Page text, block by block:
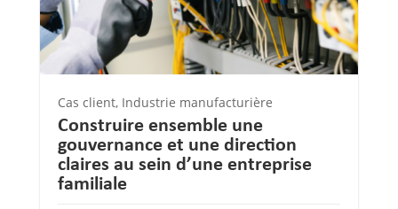
Cas client, Industrie manufacturière
Construire ensemble une
gouvernance et une direction
claires au sein d’une entreprise
familiale